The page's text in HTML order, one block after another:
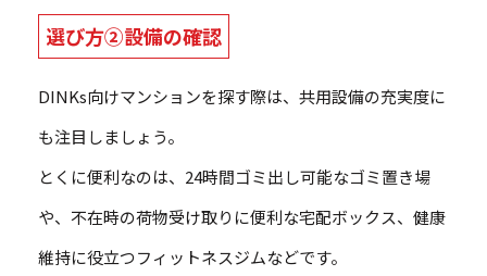
選び方②設備の確認
DINKs向けマンションを探す際は、共用設備の充実度に
も注目しましょう。
とくに便利なのは、24時間ゴミ出し可能なゴミ置き場
や、不在時の荷物受け取りに便利な宅配ボックス、健康
維持に役立つフィットネスジムなどです。